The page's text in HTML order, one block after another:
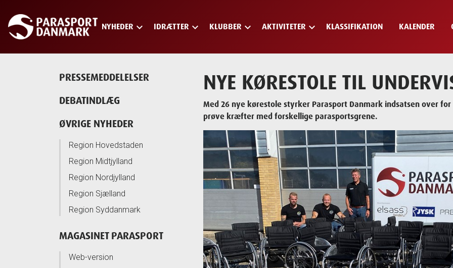
Skip
main
NYHEDER keyboard_arrow_down IDRÆTTER keyboard_arrow_down KLUBBER keyboard_arrow_down AKTIVITETER keyboard_arrow_down KLASSIFIKATION KALENDER
PRESSEMEDDELELSER
DEBATINDLÆG
ØVRIGE NYHEDER
Region Hovedstaden
Region Midtjylland
Region Nordjylland
Region Sjælland
Region Syddanmark
MAGASINET PARASPORT
Web-version
NYE KØRESTOLE TIL
Med 26 nye kørestole styrker Parasport Danmark indsatsen over
prøve kræfter med forskellige parasportsgrene.